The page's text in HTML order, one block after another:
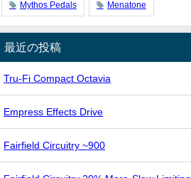
Mythos Pedals Menatone
最近の投稿
Tru-Fi Compact Octavia
Empress Effects Drive
Fairfield Circuitry ~900